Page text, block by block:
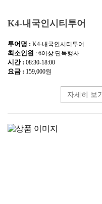
K4-내국인시티투어
투어명 : K4-내국인시티투어
최소인원 : 6이상 단독행사
시간 : 08:30-18:00
요금 : 159,000원
자세히 보기